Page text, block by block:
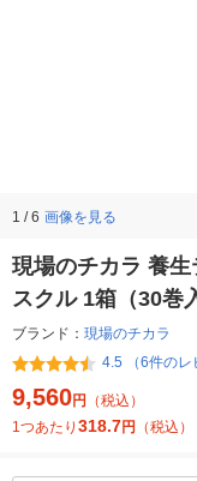
1 / 6 画像を見る
現場のチカラ 養
スクル 1箱（30巻
ブランド： 現場のチカラ
4.5 （6件のレ
9,560円
（税込）
1つあたり 318.7円 （税込）